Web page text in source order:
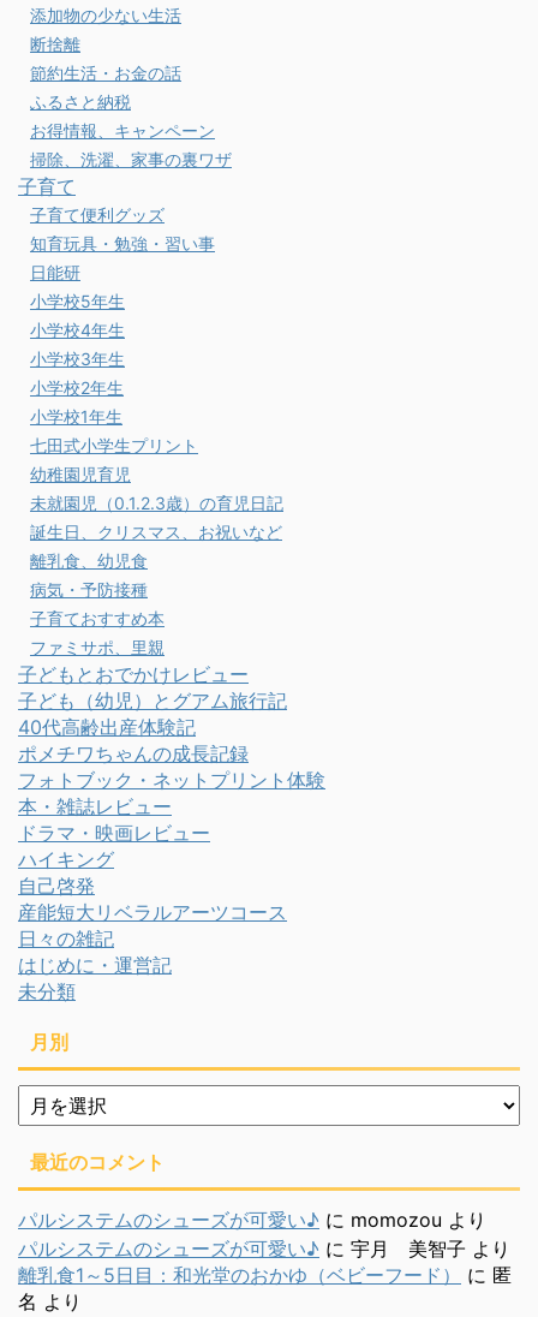
添加物の少ない生活
断捨離
節約生活・お金の話
ふるさと納税
お得情報、キャンペーン
掃除、洗濯、家事の裏ワザ
子育て
子育て便利グッズ
知育玩具・勉強・習い事
日能研
小学校5年生
小学校4年生
小学校3年生
小学校2年生
小学校1年生
七田式小学生プリント
幼稚園児育児
未就園児（0.1.2.3歳）の育児日記
誕生日、クリスマス、お祝いなど
離乳食、幼児食
病気・予防接種
子育ておすすめ本
ファミサポ、里親
子どもとおでかけレビュー
子ども（幼児）とグアム旅行記
40代高齢出産体験記
ポメチワちゃんの成長記録
フォトブック・ネットプリント体験
本・雑誌レビュー
ドラマ・映画レビュー
ハイキング
自己啓発
産能短大リベラルアーツコース
日々の雑記
はじめに・運営記
未分類
月別
月
別
最近のコメント
パルシステムのシューズが可愛い♪ に momozou より
パルシステムのシューズが可愛い♪ に 宇月 美智子 より
離乳食1～5日目：和光堂のおかゆ（ベビーフード）
に 匿
名 より